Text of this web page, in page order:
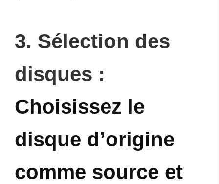
3. Sélection des
disques :
Choisissez le
disque d’origine
comme source et